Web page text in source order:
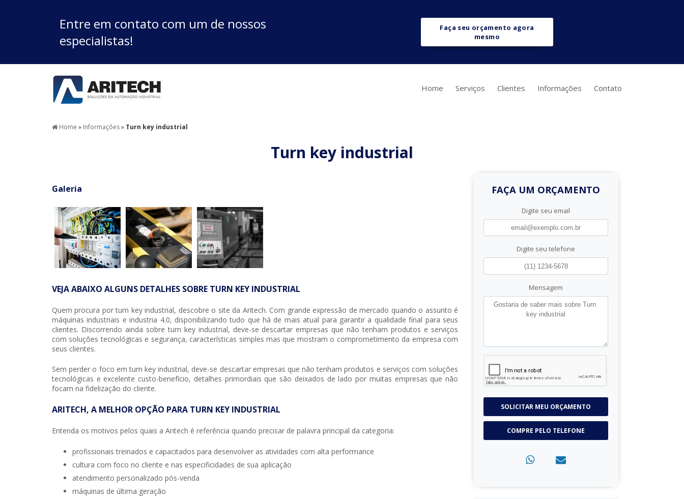
Entre em contato com um de nossos
especialistas!
Faça seu orçamento agora
mesmo
Home Serviços Clientes Informações Contato
Home » Informações» Turn key industrial
Turn key industrial
Galeria
VEJA ABAIXO ALGUNS DETALHES SOBRE TURN KEY INDUSTRIAL
Quem procura porturn key industrial, descobre o site da Aritech. Com grande expressão de mercado quando o assunto é
máquinas industriais e industria 4.0, disponibilizando tudo que há de mais atual para garantir a qualidade final para seus
clientes. Discorrendo ainda sobreturn key industrial, deve-se descartar empresas que não tenham produtos e serviços
com soluções tecnológicas e segurança, características simples mas que mostram o comprometimento da empresa com
seus clientes.
Sem perder o foco emturn key industrial, deve-se descartar empresas que não tenham produtos e serviços com soluções
tecnológicas e excelente custo-benefício, detalhes primordiais que são deixados de lado por muitas empresas que não
focam na fidelização do cliente.
ARITECH, A MELHOR OPÇÃO PARA TURN KEY INDUSTRIAL
Entenda os motivos pelos quais a Aritech é referência quando precisar de palavra principal da categoria:
profissionais treinados e capacitados para desenvolver as atividades com alta performance
cultura com foco no cliente e nas especificidades de sua aplicação
atendimento personalizado pós-venda
máquinas de última geração
FAÇA UM ORÇAMENTO
Digite seu email
Digite seu telefone
Mensagem
SOLICITAR MEU ORÇAMENTO
COMPRE PELO TELEFONE